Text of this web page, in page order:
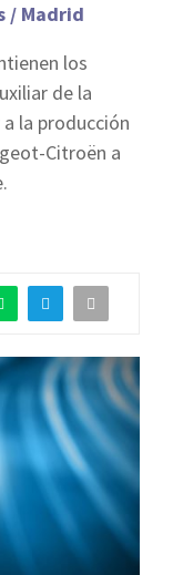
/ Madrid
los
de la
la producción
Citroën a